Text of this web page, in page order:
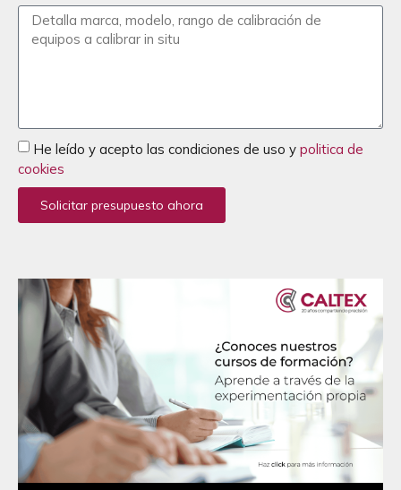
He leído y acepto las condiciones de uso y politica de
cookies
Solicitar presupuesto ahora